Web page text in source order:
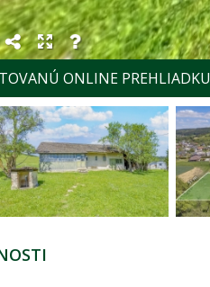
ONLINE PREHLIADKU